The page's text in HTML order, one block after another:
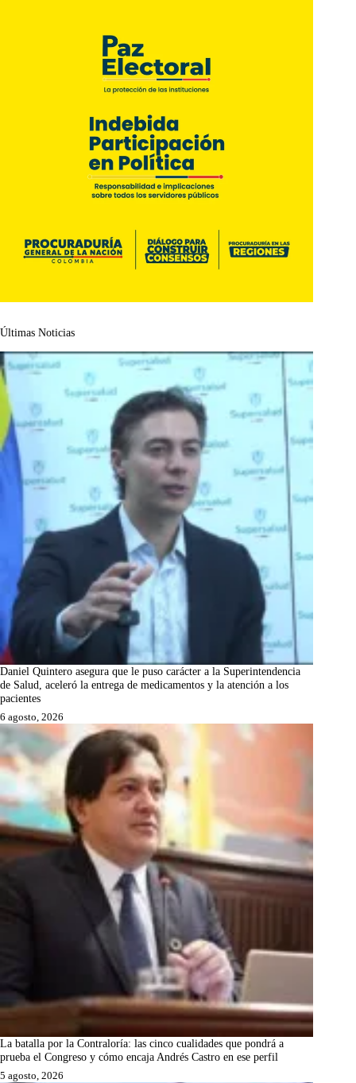
Últimas Noticias
Daniel Quintero asegura que le puso carácter a la Superintendencia
de Salud, aceleró la entrega de medicamentos y la atención a los
pacientes
6 agosto, 2026
La batalla por la Contraloría: las cinco cualidades que pondrá a
prueba el Congreso y cómo encaja Andrés Castro en ese perfil
5 agosto, 2026